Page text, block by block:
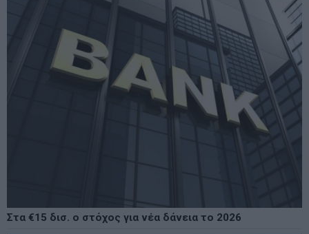
Στα €15 δισ. ο στόχος για νέα δάνεια το 2026